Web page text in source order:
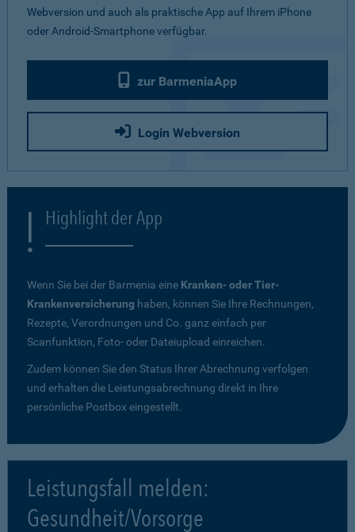
Webversion und auch als praktische App auf Ihrem iPhone
oder Android-Smartphone verfügbar.
zur BarmeniaApp
Login Webversion
Highlight der App
Wenn Sie bei der Barmenia eine Kranken- oder Tier-
Krankenversicherung haben, können Sie Ihre Rechnungen,
Rezepte, Verordnungen und Co. ganz einfach per
Scanfunktion, Foto- oder Dateiupload einreichen.
Zudem können Sie den Status Ihrer Abrechnung verfolgen
und erhalten die Leistungsabrechnung direkt in Ihre
persönliche Postbox eingestellt.
Leistungsfall melden:
Gesundheit/Vorsorge